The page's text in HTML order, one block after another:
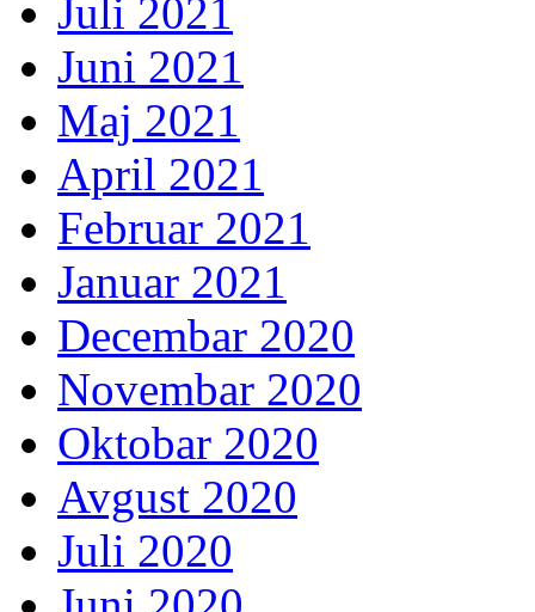
Juli 2021
Juni 2021
Maj 2021
April 2021
Februar 2021
Januar 2021
Decembar 2020
Novembar 2020
Oktobar 2020
Avgust 2020
Juli 2020